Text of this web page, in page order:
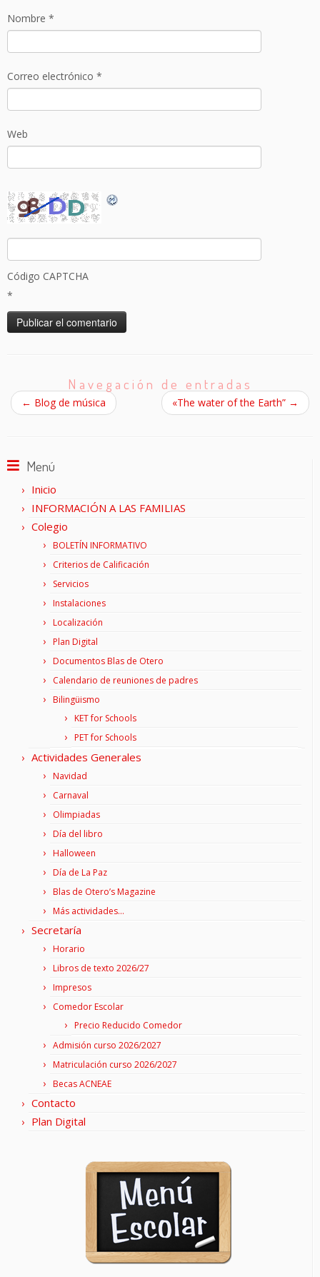
Nombre *
Correo electrónico *
Web
Código CAPTCHA
*
Navegación de entradas
← Blog de música «The water of the Earth” →
Menú
Inicio
INFORMACIÓN A LAS FAMILIAS
Colegio
BOLETÍN INFORMATIVO
Criterios de Calificación
Servicios
Instalaciones
Localización
Plan Digital
Documentos Blas de Otero
Calendario de reuniones de padres
Bilingüismo
KET for Schools
PET for Schools
Actividades Generales
Navidad
Carnaval
Olimpiadas
Día del libro
Halloween
Día de La Paz
Blas de Otero’s Magazine
Más actividades…
Secretaría
Horario
Libros de texto 2026/27
Impresos
Comedor Escolar
Precio Reducido Comedor
Admisión curso 2026/2027
Matriculación curso 2026/2027
Becas ACNEAE
Contacto
Plan Digital